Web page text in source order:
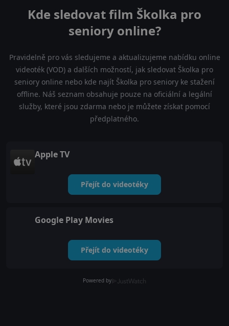
Kde sledovat film Školka pro
seniory online?
Pravidelně pro vás sledujeme a aktualizujeme nabídku online
videoték (VOD) a dalších možností, jak sledovat Školka pro
seniory online nebo kde najít Školka pro seniory ke stažení
offline. Náš seznam obsahuje pouze na oficiální a legální
služby, které jsou zdarma nebo je můžete získat pomocí
předplatného.
Apple TV
Přejít do videotéky
Google Play Movies
Přejít do videotéky
Powered by